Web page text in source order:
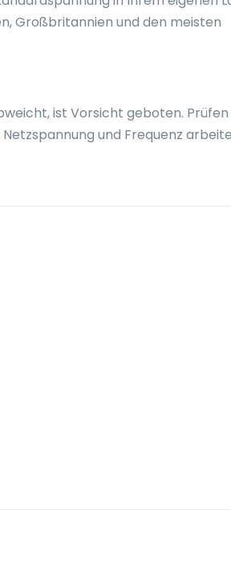
Großbritannien und den meisten
ist Vorsicht geboten. Prüfen
und Frequenz